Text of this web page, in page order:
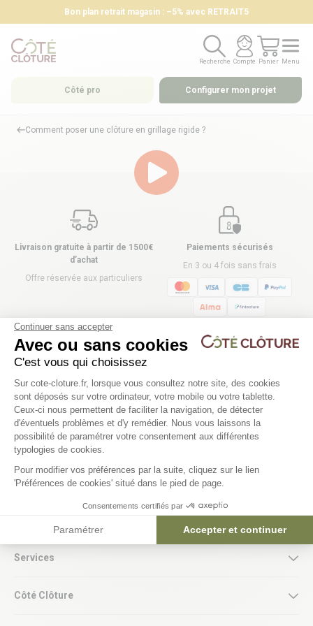
Bon plan retrait magasin : –5% avec RETRAIT5
Recherche
Recherche
Compte
Compte
Panier
Panier
Menu
Menu
Côté pro Configurer mon projet
Comment poser une clôture en grillage rigide ?
Livraison gratuite à partir de 1500€
d’achat
Offre réservée aux particuliers
Paiements sécurisés
En 3 ou 4 fois sans frais
Tarifs préférentiels pour les
professionnels
Accéder à l’espace pro
de chez vous
Nos experts vous accompagnent
dans vos projets
Aide et conseils
Services
Côté Clôture
Continuer sans accepter
Avec ou sans cookies
C'est vous qui choisissez
Plateforme de Gestion du
Sur cote-cloture.fr, lorsque vous consultez notre site, des cookies
sont déposés sur votre ordinateur, votre mobile ou votre tablette.
Ceux-ci nous permettent de faciliter la navigation, de détecter
d'éventuels problèmes et d'y remédier. Nous vous laissons la
possibilité de paramétrer votre consentement aux différentes
typologies de cookies.
Pour modifier vos préférences par la suite, cliquez sur le lien
'Préférences de cookies' situé dans le pied de page.
Consentements certifiés par
Paramétrer Accepter et continuer
Axeptio consent